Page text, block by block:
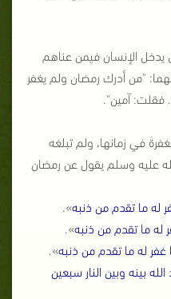
الإنسان فيمن عناهم
"من أدرك رمضان ولم يغفر
فقلت: آمين".
في زمانها، ولم تبلغه
عليه وسلم يقول عن رمضان
له ما تقدم من ذنبه».
له ما تقدم من ذنبه».
غفر له ما تقدم من ذنبه».
بينه وبين النار سبعين